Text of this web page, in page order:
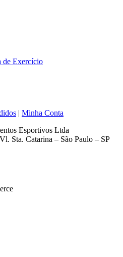
de Exercício
| Minha Conta
Esportivos Ltda
Sta. Catarina – São Paulo – SP